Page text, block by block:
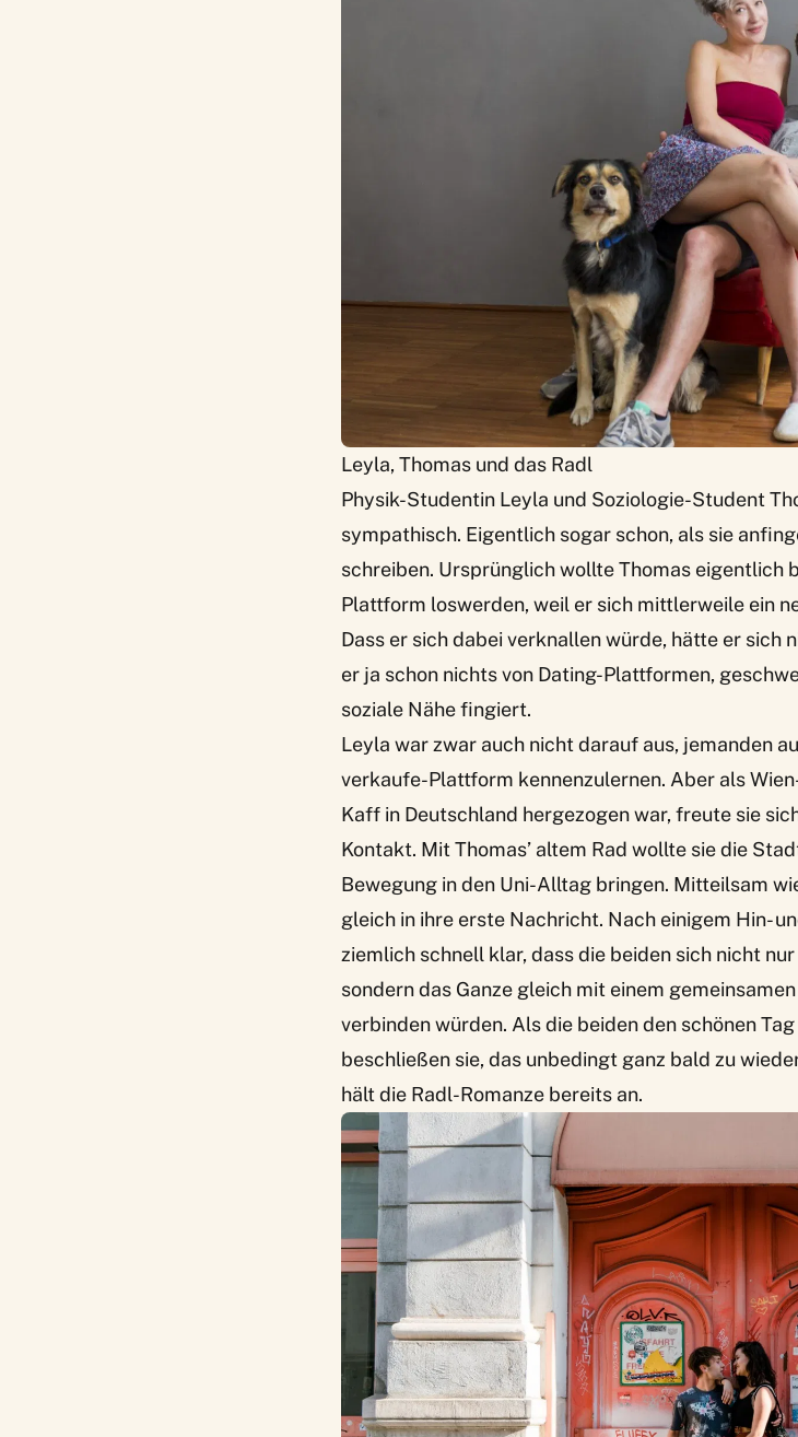
Leyla, Thomas und das Radl
Physik-Studentin Leyla und Soziologie-Student
sympathisch. Eigentlich sogar schon, als sie
schreiben. Ursprünglich wollte Thomas eigentlich
Plattform loswerden, weil er sich mittlerweile ein
Dass er sich dabei verknallen würde, hätte er sich
er ja schon nichts von Dating-Plattformen,
soziale Nähe fingiert.
Leyla war zwar auch nicht darauf aus, jemanden
verkaufe-Plattform kennenzulernen. Aber als
Kaff in Deutschland hergezogen war, freute sie
Kontakt. Mit Thomas’ altem Rad wollte sie die
Bewegung in den Uni-Alltag bringen. Mitteilsam
gleich in ihre erste Nachricht. Nach einigem Hin-
ziemlich schnell klar, dass die beiden sich nicht
sondern das Ganze gleich mit einem
verbinden würden. Als die beiden den schönen
beschließen sie, das unbedingt ganz bald zu
hält die Radl-Romanze bereits an.